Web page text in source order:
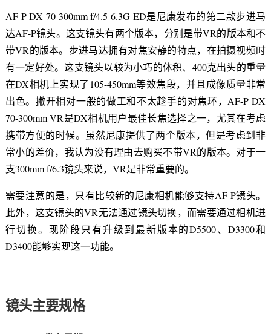
AF-P DX 70-300mm f/4.5-6.3G ED是尼康发布的第二款步进马
达AF-P镜头。这支镜头有两个版本，分别是带VR的版本和不
带VR的版本。步进马达拥有对焦安静的特点，在拍摄视频时
有一定好处。这支镜头以较为小巧的体积、400克出头的重量
在DX相机上实现了105-450mm等效焦段，并且成像质量非常
出色。撇开相对一般的做工和不太趁手的对焦环，AF-P DX
70-300mm VR是DX相机用户最佳长焦选择之一，尤其在考虑
携带方便的时候。虽然尼康提供了两个版本，但是考虑到非
常小的差价，我认为没有理由去购买不带VR的版本。对于一
支300mm f/6.3镜头来说，VR是非常重要的。
需要注意的是，只有比较新的尼康相机能够支持AF-P镜头。
此外，这支镜头的VR无法通过镜头切换，而需要通过相机进
行切换。现阶段只有升级到最新版本的D5500、D3300和
D3400能够实现这一功能。
镜头主要规格